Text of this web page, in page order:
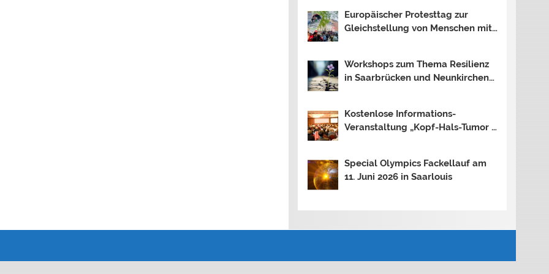
Europäischer Protesttag zur
Gleichstellung von Menschen mit
Workshops zum Thema Resilienz
in Saarbrücken und Neunkirchen
Kostenlose Informations-
Veranstaltung „Kopf-Hals-Tumor –
Special Olympics Fackellauf am
11. Juni 2026 in Saarlouis